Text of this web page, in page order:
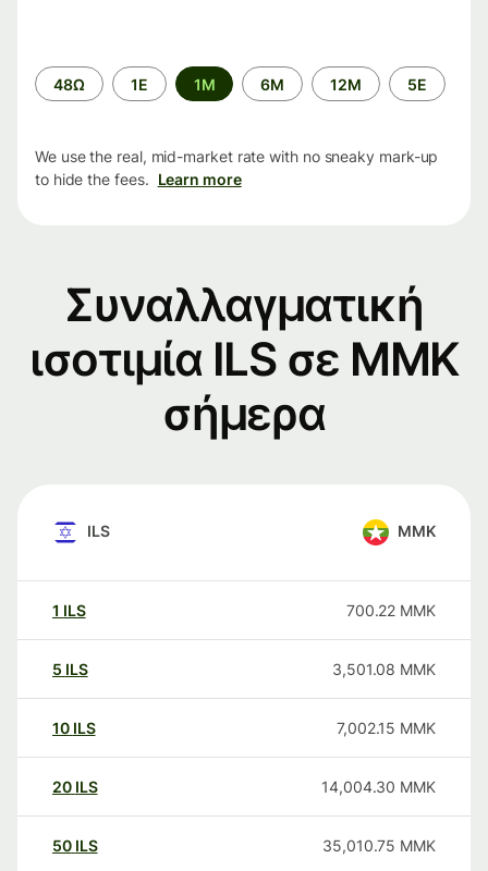
Time
period
48Ω 1Ε 1M 6M 12M 5Ε
We use the real, mid-market rate with no sneaky mark-up
to hide the fees. Learn more
Συναλλαγματική
ισοτιμία ILS σε MMK
σήμερα
ILS MMK
1 ILS 700.22 MMK
5 ILS 3,501.08 MMK
10 ILS 7,002.15 MMK
20 ILS 14,004.30 MMK
50 ILS 35,010.75 MMK